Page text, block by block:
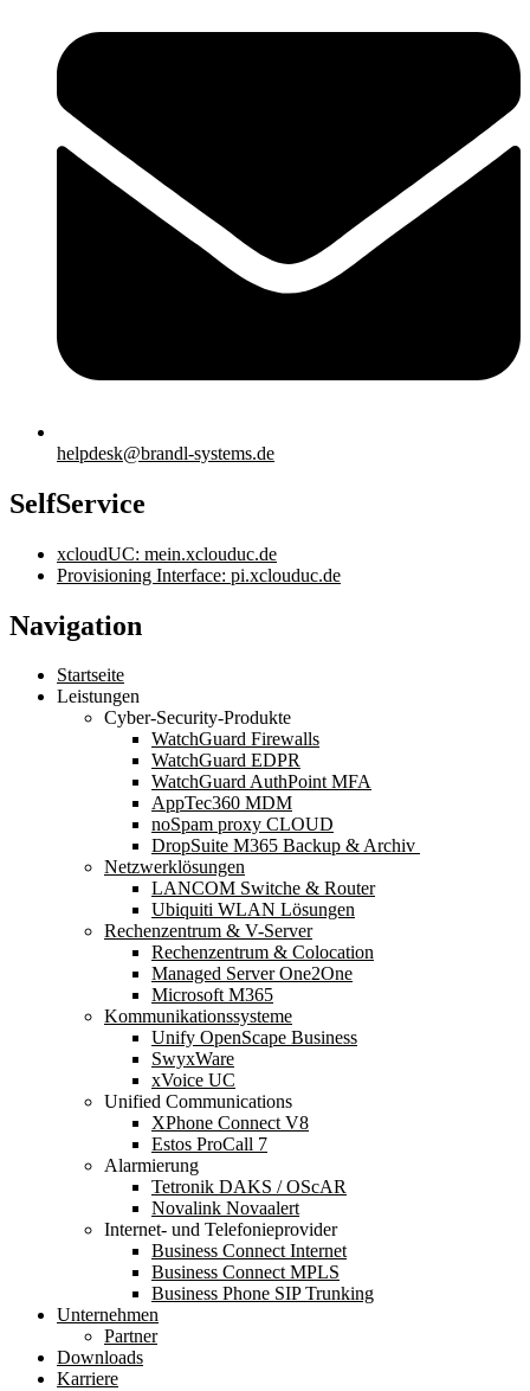
helpdesk@brandl-systems.de
SelfService
xcloudUC: mein.xclouduc.de
Provisioning Interface: pi.xclouduc.de
Navigation
Startseite
Leistungen
Cyber-Security-Produkte
WatchGuard Firewalls
WatchGuard EDPR
WatchGuard AuthPoint MFA
AppTec360 MDM
noSpam proxy CLOUD
DropSuite M365 Backup & Archiv ​
Netzwerklösungen
LANCOM Switche & Router
Ubiquiti WLAN Lösungen
Rechenzentrum & V-Server
Rechenzentrum & Colocation
Managed Server One2One
Microsoft M365
Kommunikationssysteme
Unify OpenScape Business
SwyxWare
xVoice UC
Unified Communications
XPhone Connect V8
Estos ProCall 7
Alarmierung
Tetronik DAKS / OScAR
Novalink Novaalert
Internet- und Telefonieprovider
Business Connect Internet
Business Connect MPLS
Business Phone SIP Trunking
Unternehmen
Partner
Downloads
Karriere